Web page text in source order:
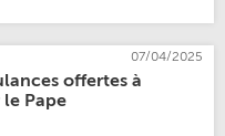
07/04/2025
offertes à
Pape